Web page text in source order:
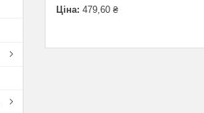
Ціна: 479,60 ₴